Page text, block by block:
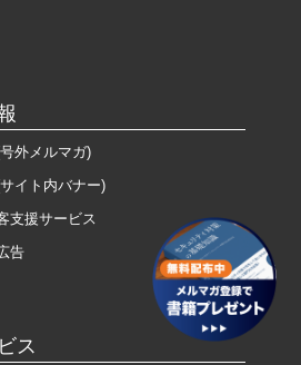
外メルマガ)
イト内バナー)
支援サービス
告
ス